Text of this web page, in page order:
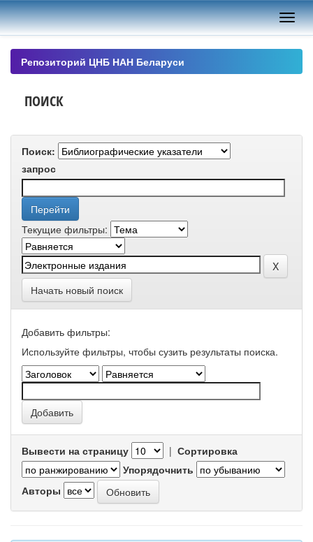
Skip
navigation
Репозиторий ЦНБ НАН Беларуси
ПОИСК
Поиск:
запрос
Текущие фильтры:
Начать новый поиск
Добавить фильтры:
Используйте фильтры, чтобы сузить результаты поиска.
Вывести на страницу | Сортировка
Упорядочнить
Авторы